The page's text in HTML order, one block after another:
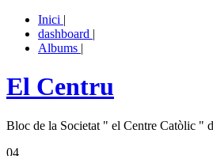
Inici |
dashboard |
Albums |
El Centru
Bloc de la Societat " el Centre Catòlic "
04